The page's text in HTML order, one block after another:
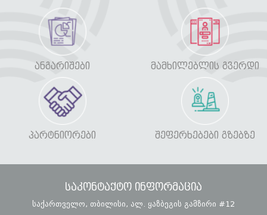
ᲐᲜᲒᲐᲠᲘᲨᲔᲑᲘ ᲛᲐᲛᲮᲘᲚᲔᲑᲚᲘᲡ ᲒᲕᲔᲠᲓᲘ
ᲞᲐᲠᲢᲜᲘᲝᲠᲔᲑᲘ ᲨᲔᲤᲔᲠᲮᲔᲑᲔᲑᲘ ᲒᲖᲔᲑᲖᲔ
საკონტაქტო ინფორმაცია
საქართველო, თბილისი, ალ. ყაზბეგის გამზირი #12